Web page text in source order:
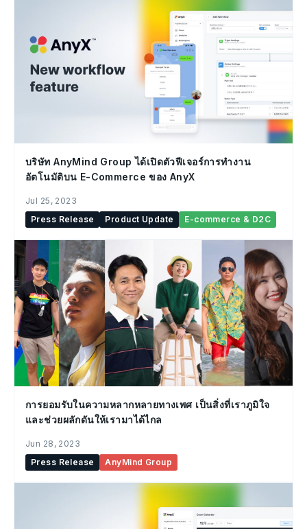
บริษัท AnyMind Group ได้เปิดตัวฟีเจอร์การทำงาน
อัตโนมัติบน E-Commerce ของ AnyX
Jul 25, 2023
Press Release
Product Update E-commerce & D2C
การยอมรับในความหลากหลายทางเพศ เป็นสิ่งที่เราภูมิใจ
และช่วยผลักดันให้เรามาได้ไกล
Jun 28, 2023
Press Release
AnyMind Group